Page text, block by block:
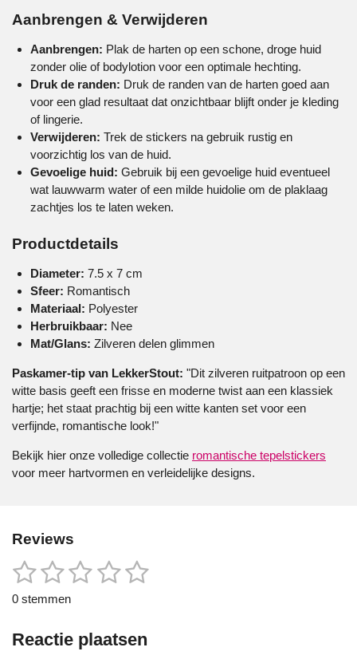
Aanbrengen & Verwijderen
Aanbrengen: Plak de harten op een schone, droge huid
zonder olie of bodylotion voor een optimale hechting.
Druk de randen: Druk de randen van de harten goed aan
voor een glad resultaat dat onzichtbaar blijft onder je kleding
of lingerie.
Verwijderen: Trek de stickers na gebruik rustig en
voorzichtig los van de huid.
Gevoelige huid: Gebruik bij een gevoelige huid eventueel
wat lauwwarm water of een milde huidolie om de plaklaag
zachtjes los te laten weken.
Productdetails
Diameter: 7.5 x 7 cm
Sfeer: Romantisch
Materiaal: Polyester
Herbruikbaar: Nee
Mat/Glans: Zilveren delen glimmen
Paskamer-tip van LekkerStout: "Dit zilveren ruitpatroon op een
witte basis geeft een frisse en moderne twist aan een klassiek
hartje; het staat prachtig bij een witte kanten set voor een
verfijnde, romantische look!"
Bekijk hier onze volledige collectie romantische tepelstickers
voor meer hartvormen en verleidelijke designs.
Reviews
R
a
t
n
1
s
e
2
s
e
3
s
e
4
e
5
e
S
0 stemmen
Reactie plaatsen